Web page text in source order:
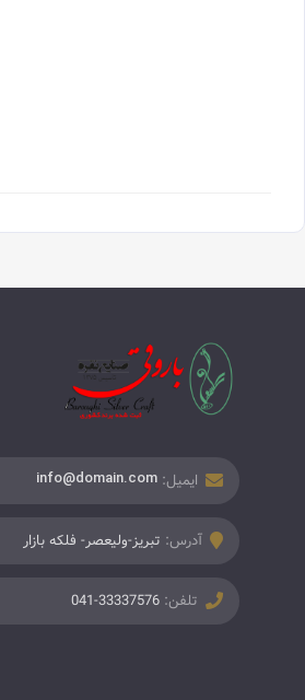
ایمیل: info@domain.com
آدرس: تبریز-ولیعصر- فلکه بازار
تلفن: 041-33337576